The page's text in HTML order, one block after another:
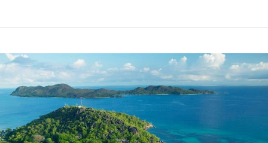
Paradise
Sun
Praslin
Seychellerne